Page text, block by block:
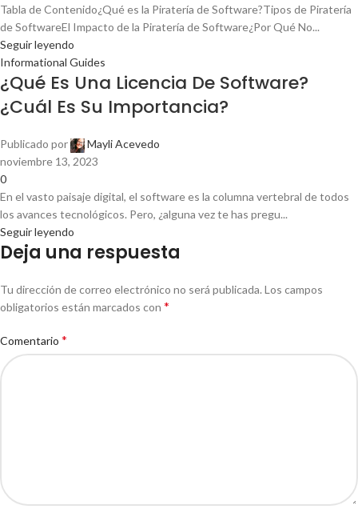
Tabla de Contenido¿Qué es la Piratería de Software?Tipos de Piratería
de SoftwareEl Impacto de la Piratería de Software¿Por Qué No...
Seguir leyendo
Informational Guides
¿Qué Es Una Licencia De Software?
¿Cuál Es Su Importancia?
Publicado por
Mayli Acevedo
noviembre 13, 2023
0
En el vasto paisaje digital, el software es la columna vertebral de todos
los avances tecnológicos. Pero, ¿alguna vez te has pregu...
Seguir leyendo
Deja una respuesta
Tu dirección de correo electrónico no será publicada. Los campos
obligatorios están marcados con *
Comentario *